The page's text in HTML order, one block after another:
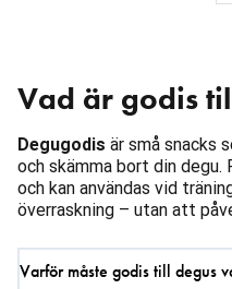
Vad är godis
Degugodis är små snacks
och skämma bort din
och kan användas vid
överraskning – utan att
Varför måste godis till degus